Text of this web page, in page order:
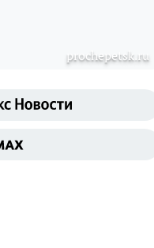
prochepetsk.ru